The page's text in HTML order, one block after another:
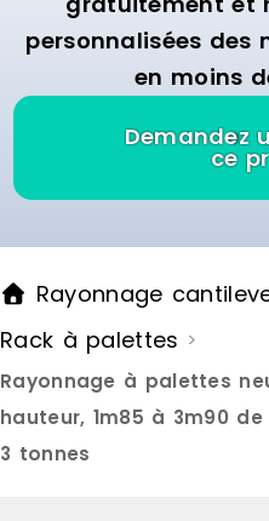
personnalisées des
en moins
Demandez
ce
Rayonnage
Rack à palettes >
Rayonnage à palettes
hauteur, 1m85 à 3m90
3 tonnes